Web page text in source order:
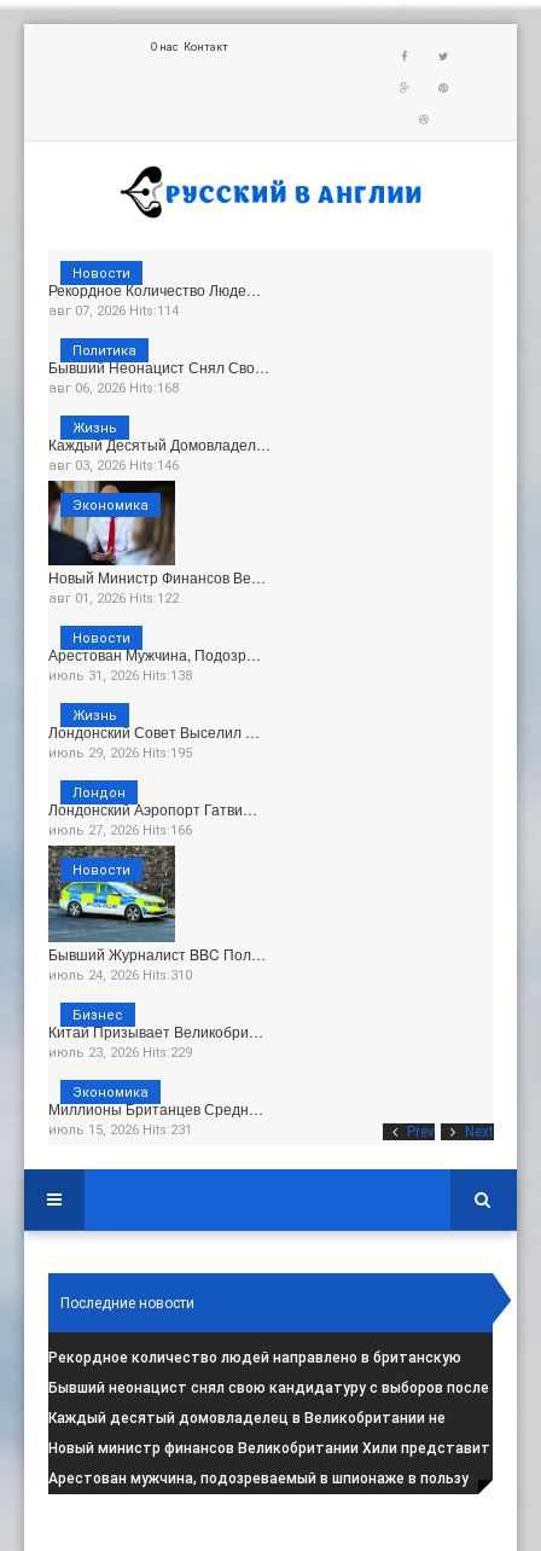
О нас Контакт
Prev Next
Рекордное Количество Люде…
авг 07, 2026 Hits:114
Новости
Бывший Неонацист Снял Сво…
авг 06, 2026 Hits:168
Политика
Каждый Десятый Домовладел…
авг 03, 2026 Hits:146
Жизнь
Новый Министр Финансов Ве…
авг 01, 2026 Hits:122
Экономика
Арестован Мужчина, Подозр…
июль 31, 2026 Hits:138
Новости
Лондонский Совет Выселил …
июль 29, 2026 Hits:195
Жизнь
Лондонский Аэропорт Гатви…
июль 27, 2026 Hits:166
Лондон
Бывший Журналист BBC Пол…
июль 24, 2026 Hits:310
Новости
Китай Призывает Великобри…
июль 23, 2026 Hits:229
Бизнес
Миллионы Британцев Средн…
июль 15, 2026 Hits:231
Экономика
Последние новости
Рекордное количество людей направлено в британскую
программу по борьбе с радикал:
Бывший неонацист снял свою кандидатуру с выборов после
негативной реакции общест:
Каждый десятый домовладелец в Великобритании не
намерен соблюдать запрет на испо:
Новый министр финансов Великобритании Хили представит
свой первый бюджет 28 октя:
Арестован мужчина, подозреваемый в шпионаже в пользу